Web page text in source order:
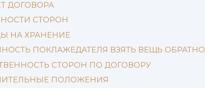
ДОГОВОРА
СТОРОН
НА ХРАНЕНИЕ
ПОКЛАЖЕДАТЕЛЯ ВЗЯТЬ ВЕЩЬ ОБРАТНО
СТОРОН ПО ДОГОВОРУ
ПОЛОЖЕНИЯ